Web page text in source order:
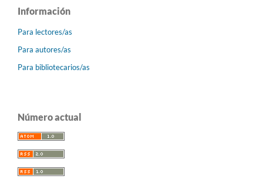
Información
Para lectores/as
Para autores/as
Para bibliotecarios/as
Número actual